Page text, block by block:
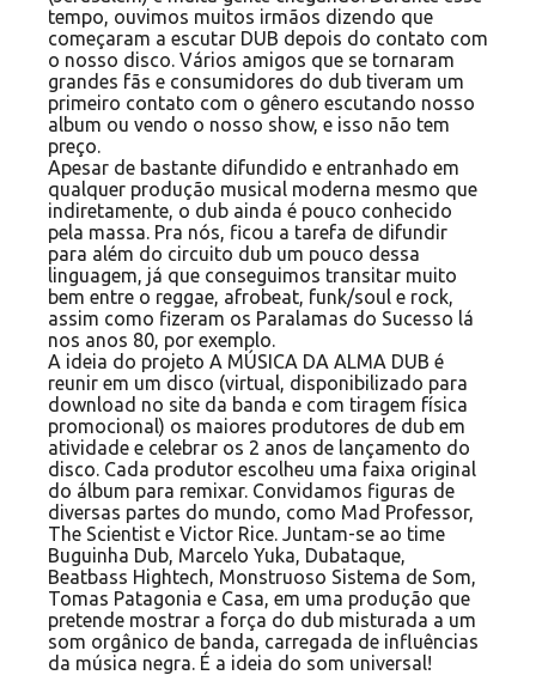
tempo, ouvimos muitos irmãos dizendo que
começaram a escutar DUB depois do contato com
o nosso disco. Vários amigos que se tornaram
grandes fãs e consumidores do dub tiveram um
primeiro contato com o gênero escutando nosso
album ou vendo o nosso show, e isso não tem
preço.
Apesar de bastante difundido e entranhado em
qualquer produção musical moderna mesmo que
indiretamente, o dub ainda é pouco conhecido
pela massa. Pra nós, ficou a tarefa de difundir
para além do circuito dub um pouco dessa
linguagem, já que conseguimos transitar muito
bem entre o reggae, afrobeat, funk/soul e rock,
assim como fizeram os Paralamas do Sucesso lá
nos anos 80, por exemplo.
A ideia do projeto A MÚSICA DA ALMA DUB é
reunir em um disco (virtual, disponibilizado para
download no site da banda e com tiragem física
promocional) os maiores produtores de dub em
atividade e celebrar os 2 anos de lançamento do
disco. Cada produtor escolheu uma faixa original
do álbum para remixar. Convidamos figuras de
diversas partes do mundo, como Mad Professor,
The Scientist e Victor Rice. Juntam-se ao time
Buguinha Dub, Marcelo Yuka, Dubataque,
Beatbass Hightech, Monstruoso Sistema de Som,
Tomas Patagonia e Casa, em uma produção que
pretende mostrar a força do dub misturada a um
som orgânico de banda, carregada de influências
da música negra. É a ideia do som universal!